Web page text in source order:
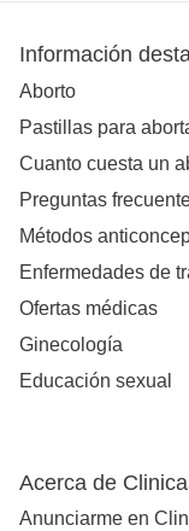
Información
Aborto
Pastillas para
Cuanto cuesta un
Preguntas
Métodos
Enfermedades de
Ofertas médicas
Ginecología
Educación sexual
Acerca de
Anunciarme en